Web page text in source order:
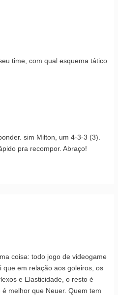
time, com qual esquema tático
sim Milton, um 4-3-3 (3).
pra recompor. Abraço!
coisa: todo jogo de videogame
em relação aos goleiros, os
e Elasticidade, o resto é
melhor que Neuer. Quem tem